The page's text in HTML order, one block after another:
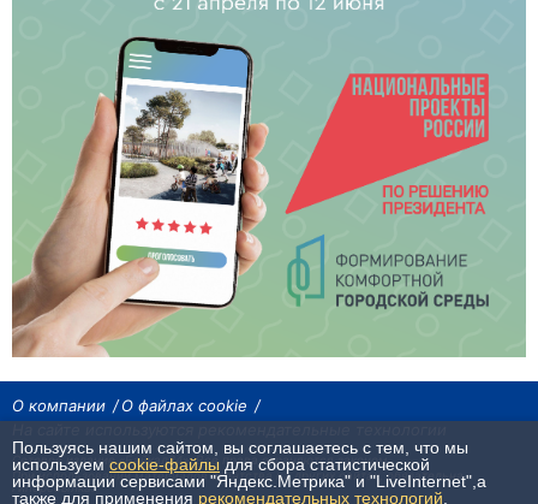
О компании
О файлах cookie
Сетевое издание «Байкал24». Все права охраняются законом.
При использовании материалов агентства на других сайтах, обязательна
гиперссылка.
Пользуясь нашим сайтом, вы соглашаетесь с тем, что мы
используем cookie-файлы для сбора статистической
информации сервисами "Яндекс.Метрика" и "LiveInternet",а
также для применения рекомендательных технологий